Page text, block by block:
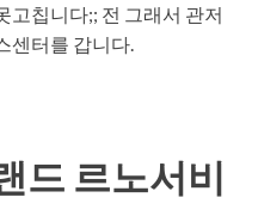
고칩니다;; 전 그래서 관저
센터를 갑니다.
드 르노서비